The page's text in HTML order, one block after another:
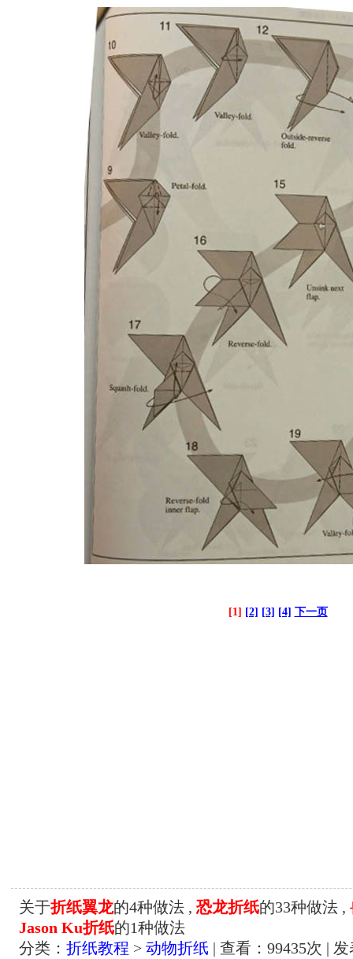
[1] [2] [3] [4] 下一页
关于折纸翼龙的4种做法 , 恐龙折纸的33种做法 ,
Jason Ku折纸的1种做法
分类： 折纸教程 > 动物折纸 | 查看： 99435次 | 发